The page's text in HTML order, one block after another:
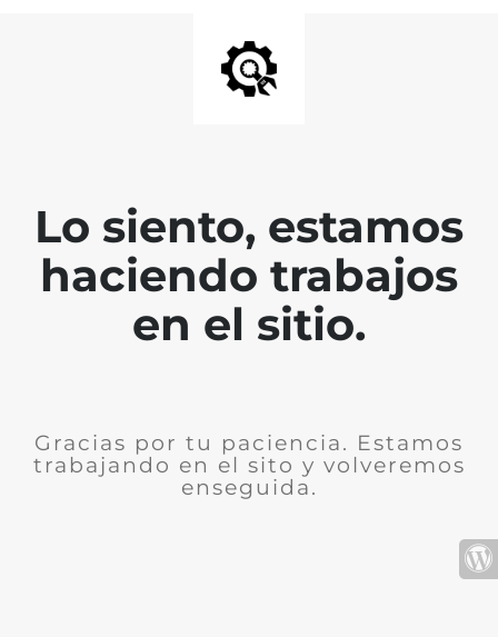
Lo siento, estamos
haciendo trabajos
en el sitio.
Gracias por tu paciencia. Estamos
trabajando en el sito y volveremos
enseguida.